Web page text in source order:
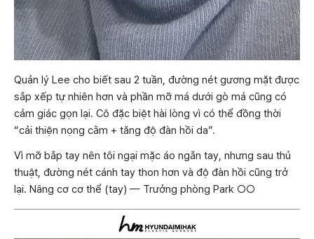
Quản lý Lee cho biết sau 2 tuần, đường nét gương mặt được
sắp xếp tự nhiên hơn và phần mỡ má dưới gò má cũng có
cảm giác gọn lại. Cô đặc biệt hài lòng vì có thể đồng thời
“cải thiện nọng cằm + tăng độ đàn hồi da”.
Vì mỡ bắp tay nên tôi ngại mặc áo ngắn tay, nhưng sau thủ
thuật, đường nét cánh tay thon hơn và độ đàn hồi cũng trở
lại. Nâng cơ cơ thể (tay) — Trưởng phòng Park ○○